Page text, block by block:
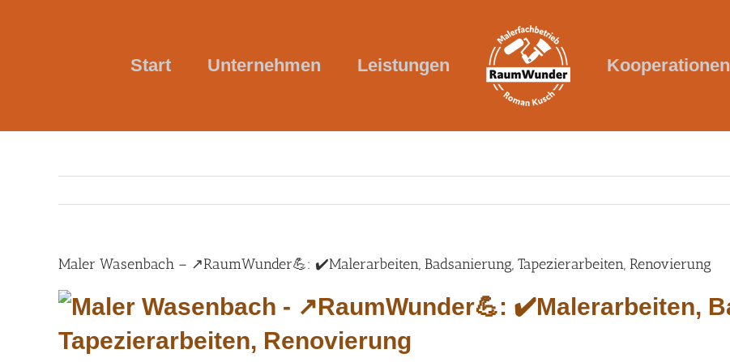
Start Unternehmen Leistungen Kooperationen
Maler Wasenbach – ↗️RaumWunder💪: ✔️Malerarbeiten, Badsanierung, Tapezierarbeiten, Renovierung